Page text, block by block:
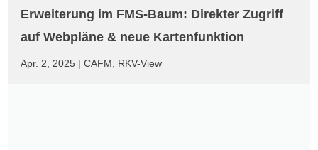
Erweiterung im FMS-Baum: Direkter Zugriff
auf Webpläne & neue Kartenfunktion
Apr. 2, 2025 |CAFM RKV-View